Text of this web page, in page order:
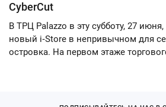
CyberCut
В ТРЦ Palazzo в эту субботу, 27 июня,
новый i‑Store в непривычном для
островка. На первом этаже